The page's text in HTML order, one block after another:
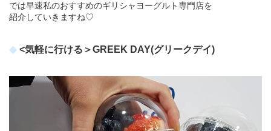
では早速私のおすすめのギリシャヨーグルト専門店を
紹介していきますね♡
<気軽に行ける＞GREEK DAY(グリークデイ)